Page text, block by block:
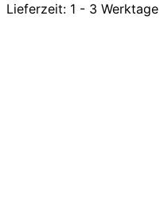
Lieferzeit: 1 - 3 Werktage